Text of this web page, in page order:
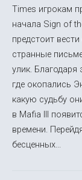
Times игрокам
начала Sign of
предстоит
странные
улик.
где окопались
какую судьбу
в Mafia III
времени.
бесценных...